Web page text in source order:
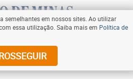
Assine
semelhantes em nossos sites. Ao utilizar
essa utilização. Saiba mais em Política de